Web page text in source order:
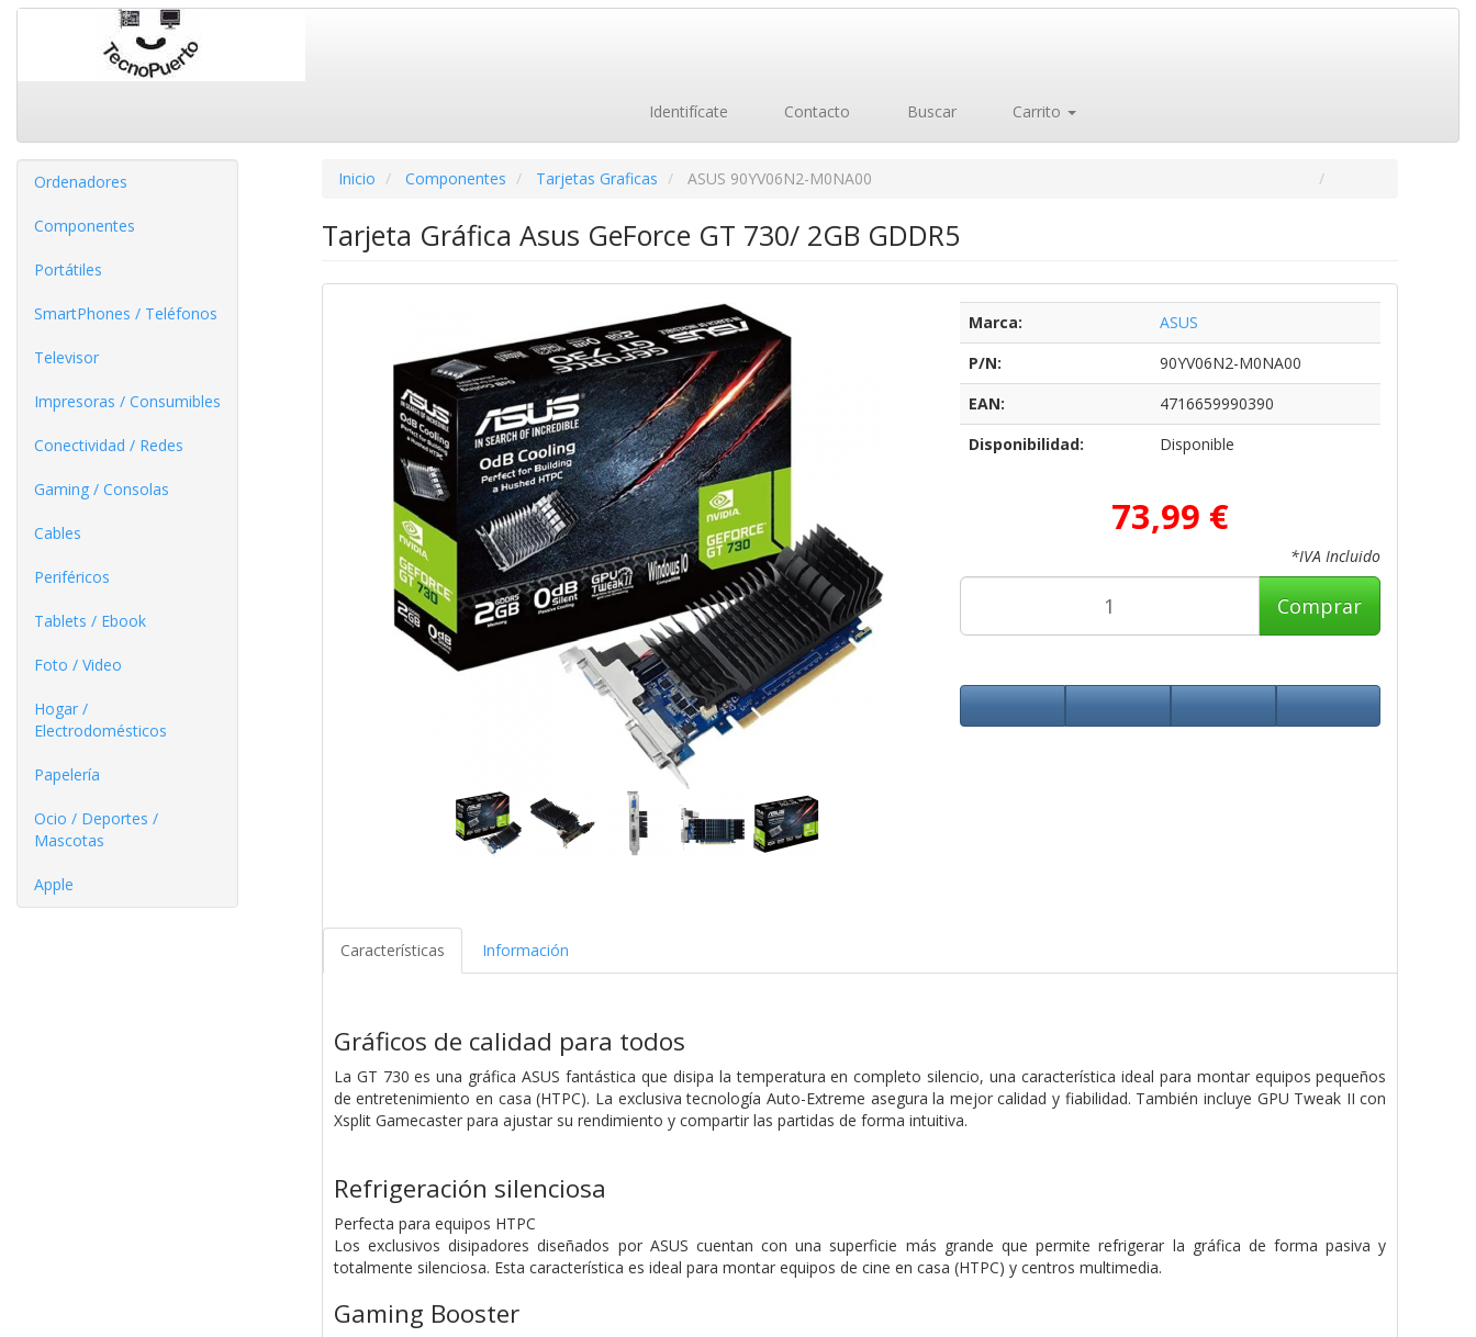
Identifícate Contacto Buscar Carrito
Ordenadores
Componentes
Portátiles
SmartPhones / Teléfonos
Televisor
Impresoras / Consumibles
Conectividad / Redes
Gaming / Consolas
Cables
Periféricos
Tablets / Ebook
Foto / Video
Hogar /
Electrodomésticos
Papelería
Ocio / Deportes /
Mascotas
Apple
Inicio Componentes Tarjetas Graficas ASUS 90YV06N2-M0NA00
Tarjeta Gráfica Asus GeForce GT 730/ 2GB GDDR5
Marca:
ASUS
P/N:
90YV06N2-M0NA00
EAN:
4716659990390
Disponibilidad:
Disponible
73,99 €
*IVA Incluido
Comprar
Características Información
Gráficos de calidad para todos
La GT 730 es una gráfica ASUS fantástica que disipa la temperatura en completo silencio, una característica ideal para montar equipos pequeños
de entretenimiento en casa (HTPC). La exclusiva tecnología Auto-Extreme asegura la mejor calidad y fiabilidad. También incluye GPU Tweak II con
Xsplit Gamecaster para ajustar su rendimiento y compartir las partidas de forma intuitiva.
Refrigeración silenciosa
Perfecta para equipos HTPC
Los exclusivos disipadores diseñados por ASUS cuentan con una superficie más grande que permite refrigerar la gráfica de forma pasiva y
totalmente silenciosa. Esta característica es ideal para montar equipos de cine en casa (HTPC) y centros multimedia.
Gaming Booster